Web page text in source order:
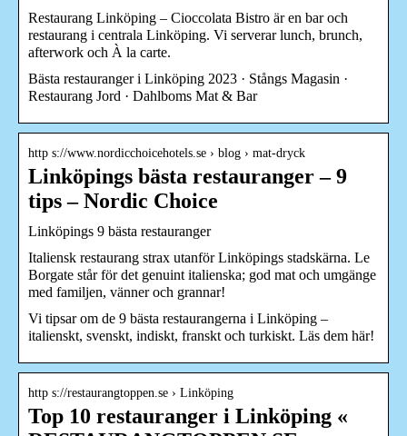
Restaurang Linköping – Cioccolata Bistro är en bar och
restaurang i centrala Linköping. Vi serverar lunch, brunch,
afterwork och À la carte.
Bästa restauranger i Linköping 2023 · Stångs Magasin ·
Restaurang Jord · Dahlboms Mat & Bar
http s://www.nordicchoicehotels.se › blog › mat-dryck
Linköpings bästa restauranger – 9
tips – Nordic Choice
Linköpings 9 bästa restauranger
Italiensk restaurang strax utanför Linköpings stadskärna. Le
Borgate står för det genuint italienska; god mat och umgänge
med familjen, vänner och grannar!
Vi tipsar om de 9 bästa restaurangerna i Linköping –
italienskt, svenskt, indiskt, franskt och turkiskt. Läs dem här!
http s://restaurangtoppen.se › Linköping
Top 10 restauranger i Linköping «